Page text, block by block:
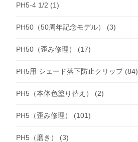
PH5-4 1/2 (1)
PH50（50周年記念モデル） (3)
PH50（歪み修理） (17)
PH5用 シェード落下防止クリップ(84)
PH5（本体色塗り替え） (2)
PH5（歪み修理） (101)
PH5（磨き） (3)